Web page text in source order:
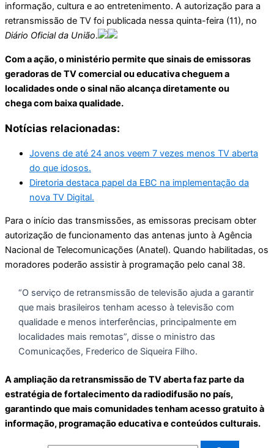
informação, cultura e ao entretenimento. A autorização para a
retransmissão de TV foi publicada nessa quinta-feira (11), no
Diário Oficial da União.
Com a ação, o ministério permite que sinais de emissoras
geradoras de TV comercial ou educativa cheguem a
localidades onde o sinal não alcança diretamente ou
chega com baixa qualidade.
Notícias relacionadas:
Jovens de até 24 anos veem 7 vezes menos TV aberta
do que idosos.
Diretoria destaca papel da EBC na implementação da
nova TV Digital.
Para o início das transmissões, as emissoras precisam obter
autorização de funcionamento das antenas junto à Agência
Nacional de Telecomunicações (Anatel). Quando habilitadas, os
moradores poderão assistir à programação pelo canal 38.
“O serviço de retransmissão de televisão ajuda a garantir
que mais brasileiros tenham acesso à televisão com
qualidade e menos interferências, principalmente em
localidades mais remotas”, disse o ministro das
Comunicações, Frederico de Siqueira Filho.
A ampliação da retransmissão de TV aberta faz parte da
estratégia de fortalecimento da radiodifusão no país,
garantindo que mais comunidades tenham acesso gratuito à
informação, programação educativa e conteúdos culturais.